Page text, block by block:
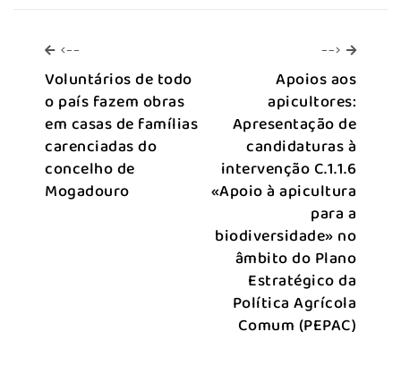
<--
Voluntários de todo
o país fazem obras
em casas de famílias
carenciadas do
concelho de
Mogadouro
--> -->
Apoios aos
apicultores:
Apresentação de
candidaturas à
intervenção C.1.1.6
«Apoio à apicultura
para a
biodiversidade» no
âmbito do Plano
Estratégico da
Política Agrícola
Comum (PEPAC)